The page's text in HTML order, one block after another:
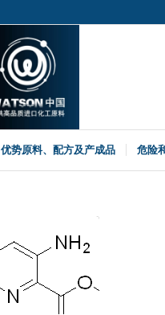
优势原料、配方及产成品 危险